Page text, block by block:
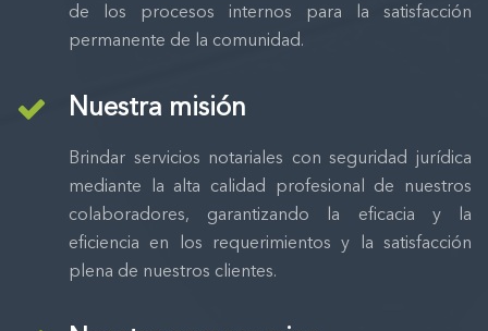
de los procesos internos para la satisfacción
permanente de la comunidad.
Nuestra misión
Brindar servicios notariales con seguridad jurídica
mediante la alta calidad profesional de nuestros
colaboradores, garantizando la eficacia y la
eficiencia en los requerimientos y la satisfacción
plena de nuestros clientes.